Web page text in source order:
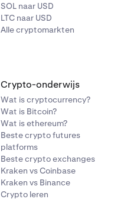
SOL naar USD
LTC naar USD
Alle cryptomarkten
Crypto-onderwijs
Wat is cryptocurrency?
Wat is Bitcoin?
Wat is ethereum?
Beste crypto futures
platforms
Beste crypto exchanges
Kraken vs Coinbase
Kraken vs Binance
Crypto leren